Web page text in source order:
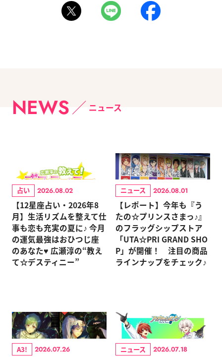
NEWS ニュース
占い 2026.08.02
【12星座占い・2026年8
月】生活リズムを整えて仕
事も恋も充実の夏に♪ 今月
の運気最強はおひつじ座
のあなた♥ 広瀬淳の“教え
て☆デスティニー”
ニュース 2026.08.01
【レポート】今年も『う
たの☆プリンスさまっ♪』
のフラッグシップストア
「UTA☆PRI GRAND SHO
P」が開催！ 注目の商品
ラインナップをチェック♪
A3! 2026.07.26 ニュース 2026.07.18